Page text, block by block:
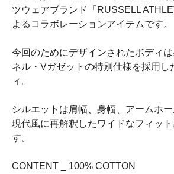
ツウェアブランド「RUSSELL
よるコラボレーションアイテムです。
今回のためにデザインされたボディ
ネル・Vガゼットの特別仕様を採用し
ィ。
シルエットは肩幅、身幅、アームホ
現代風に再解釈したワイドなフィッ
す。
CONTENT _ 100% COTTON